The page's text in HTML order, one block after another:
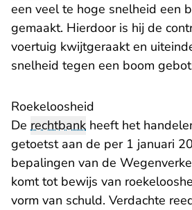
een veel te hoge snelheid een
gemaakt. Hierdoor is hij de
voertuig kwijtgeraakt en
snelheid tegen een boom
Roekeloosheid
De rechtbank heeft het
getoetst aan de per 1 januari
bepalingen van de
komt tot bewijs van
vorm van schuld. Verdachte